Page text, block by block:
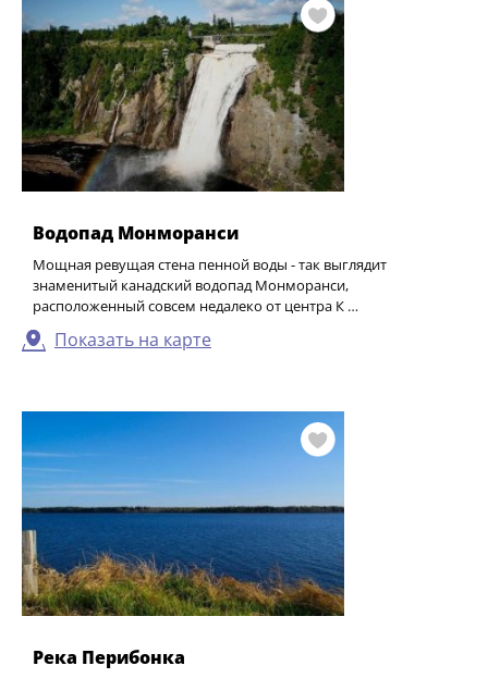
Водопад Монморанси
Мощная ревущая стена пенной воды - так выглядит
знаменитый канадский водопад Монморанси,
расположенный совсем недалеко от центра К …
Показать на карте
Река Перибонка